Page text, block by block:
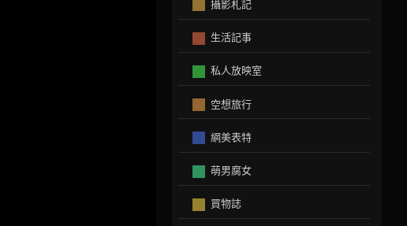
攝影札記
生活記事
私人放映室
空想旅行
網美表特
萌男腐女
買物誌